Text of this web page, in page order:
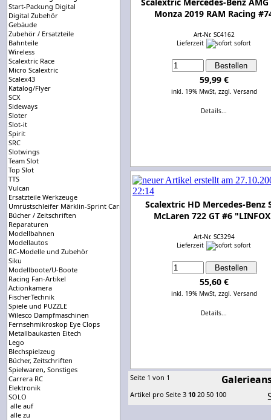
Start-Packung Digital
Digital Zubehör
Gebäude
Zubehör / Ersatzteile
Bahnteile
Wireless
Scalextric Race
Micro Scalextric
Scalex43
Katalog/Flyer
SCX
Sideways
Sloter
Slot-it
Spirit
SRC
Slotwings
Team Slot
Top Slot
TTS
Vulcan
Ersatzteile Werkzeuge
Umrüstschleifer Märklin-Sprint Carrera-Universal
Bücher / Zeitschriften
Reparaturen
Modellbahnen
Modellautos
RC-Modelle und Zubehör
Siku
Modellboote/U-Boote
Racing Fan-Artikel
Actionkamera
FischerTechnik
Spiele und PUZZLE
Wilesco Dampfmaschinen
Fernsehmikroskop Eye Clops
Metallbaukasten Eitech
Lego
Blechspielzeug
Bücher, Zeitschriften
Spielwaren, Sonstiges
Carrera RC
Elektronik
SOLO
alle auf
alle zu
Monza 2019 RAM Racing
Art-Nr. SC4162
Lieferzeit
sofort
59,99 €
inkl. 19% MwSt, zzgl. Versand
Details...
Scalextric HD Mercedes-Benz
McLaren 722 GT #6
Art-Nr. SC3294
Lieferzeit
sofort
55,60 €
inkl. 19% MwSt, zzgl. Versand
Details...
Seite 1 von 1
Artikel pro Seite 3 10 20 50 100